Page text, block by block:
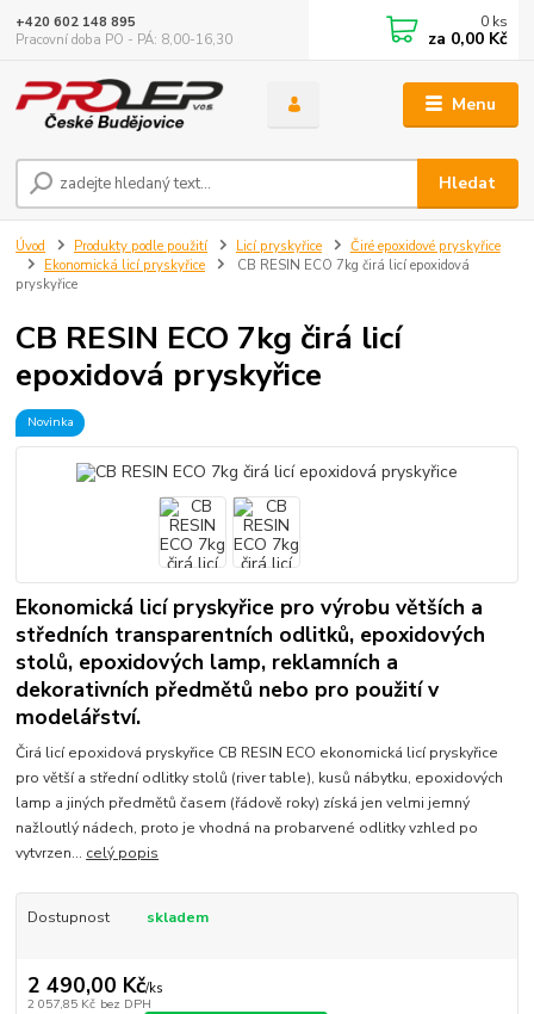
Menu
Hledat
+420 602 148 895
Pracovní doba PO - PÁ: 8,00-16,30
0 ks
za 0,00 Kč
Úvod Produkty podle použití Licí pryskyřice
Čiré epoxidové pryskyřice
Ekonomická licí pryskyřice
CB RESIN ECO 7kg čirá licí epoxidová
pryskyřice
CB RESIN ECO 7kg čirá licí
epoxidová pryskyřice
Novinka
Ekonomická licí pryskyřice pro výrobu větších a
středních transparentních odlitků, epoxidových
stolů, epoxidových lamp, reklamních a
dekorativních předmětů nebo pro použití v
modelářství.
Čirá licí epoxidová pryskyřice CB RESIN ECO ekonomická licí pryskyřice
pro větší a střední odlitky stolů (river table), kusů nábytku, epoxidových
lamp a jiných předmětů časem (řádově roky) získá jen velmi jemný
nažloutlý nádech, proto je vhodná na probarvené odlitky vzhled po
vytvrzen... celý popis
Dostupnost skladem
2 490,00 Kč/ks
2 057,85 Kč bez DPH